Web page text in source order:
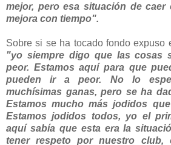
mejor, pero esa situación de caer
mejora con tiempo".
Sobre si se ha tocado fondo expuso
"yo siempre digo que las cosas
peor. Estamos aquí para que
pueden ir a peor. No lo
muchísimas ganas, pero se ha
Estamos mucho más jodidos
Estamos jodidos todos, yo el
aquí sabía que esta era la
tener respeto por nuestro club,